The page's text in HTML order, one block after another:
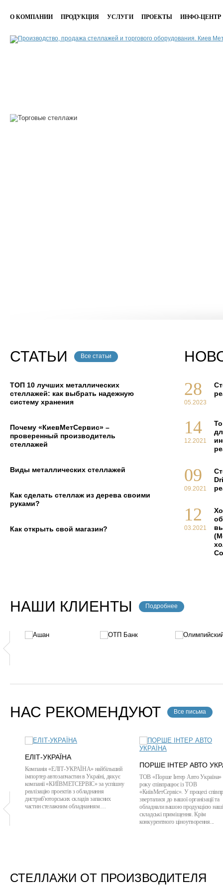
О КОМПАНИИ ПРОДУКЦИЯ УСЛУГИ ПРОЕКТЫ ИНФО-ЦЕНТР
СТАТЬИ Все статьи
ТОП 10 лучших металлических
стеллажей: как выбрать надежную
систему хранения
Почему «КиевМетСервис» –
проверенный производитель
стеллажей
Виды металлических стеллажей
Как сделать стеллаж из дерева своими
руками?
Как открыть свой магазин?
28
05.2023
14
12.2021
09
09.2021
12
03.2021
НАШИ КЛИЕНТЫ Подробнее
НАС РЕКОМЕНДУЮТ Все письма
ЕЛІТ-УКРАЇНА
Компанія «ЕЛІТ-УКРАЇНА» найбільший
імпортер автозапчастин в Україні, дякує
компанії «КИЇВМЕТСЕРВІС» за успішну
реалізацію проектів з обладнання
дистриб'юторських складів запасних
частин стелажним обладнанням…
ПОРШЕ ІНТЕР АВТО
ТОВ «Порше Інтер Авто Україна»
року співпрацює із ТОВ
«КиївМетСервіс». У процесі
зверталися до вашої організації та
обладнали вашою продукцією наші
складські приміщення. Крім
конкурентного ціноутворення...
СТЕЛЛАЖИ ОТ ПРОИЗВОДИТЕЛЯ